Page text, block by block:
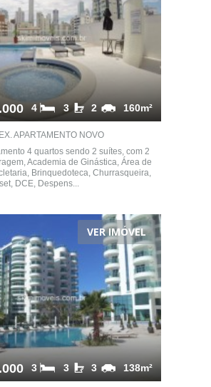
160m²
2
3
4
EX. APARTAMENTO NOVO
4 quartos sendo 2 suítes, com 2
Academia de Ginástica, Área de
Brinquedoteca, Churrasqueira,
DCE, Despens...
VER IMÓVEL
138m²
3
3
3